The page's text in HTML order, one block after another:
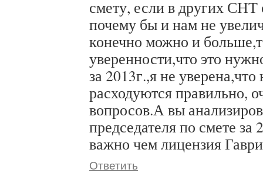
смету, если в других
почему бы и нам не
конечно можно и
уверенности,что это
за 2013г.,я не
расходуются правильно,
вопросов.А вы
председателя по смете за
важно чем лицензия
Ответить